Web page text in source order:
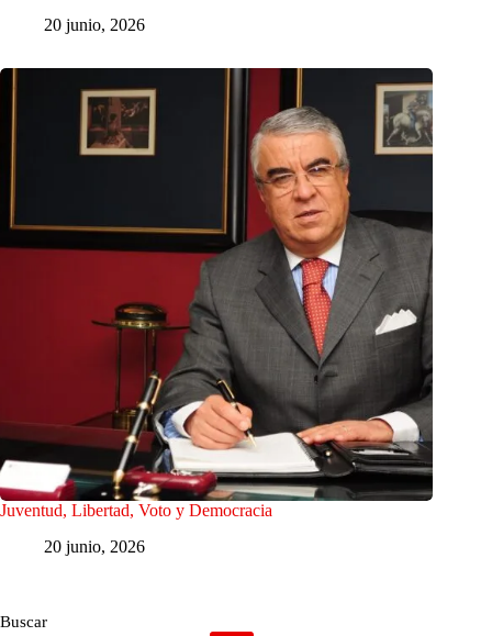
20 junio, 2026
Juventud, Libertad, Voto y Democracia
20 junio, 2026
Buscar